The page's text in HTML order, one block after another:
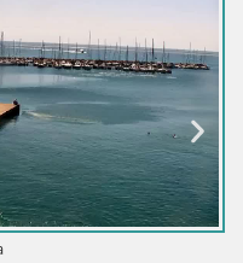
/ Karlovac / Karlstadt
Karlstadt Burg
Wahrzeichen